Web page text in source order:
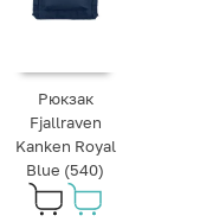
Рюкзак
Fjallraven
Kanken Royal
Blue (540)